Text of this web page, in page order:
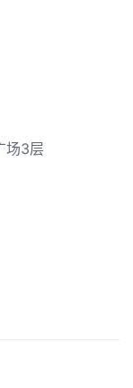
场3层